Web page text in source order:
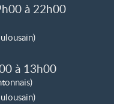
à 22h00
à 13h00